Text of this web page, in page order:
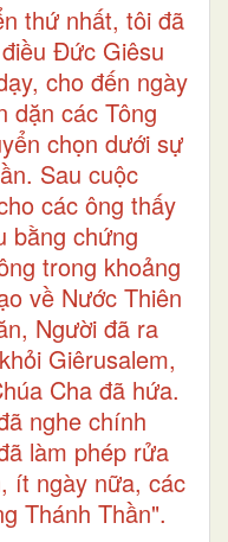
thứ nhất, tôi đã
Ðức Giêsu
cho đến ngày
dặn các Tông
chọn dưới sự
Sau cuộc
các ông thấy
bằng chứng
trong khoảng
về Nước Thiên
Người đã ra
Giêrusalem,
Cha đã hứa.
nghe chính
làm phép rửa
ít ngày nữa, các
Thánh Thần".